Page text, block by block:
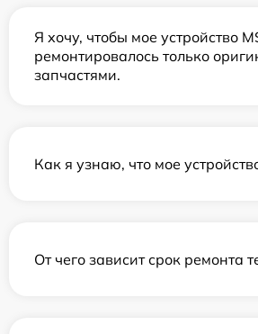
Я хочу, чтобы мое устройство
ремонтировалось только
запчастями.
Как я узнаю, что мое
От чего зависит срок ремонта